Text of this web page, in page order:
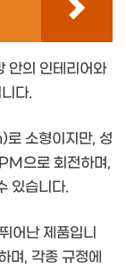
안의 인테리어와
다.
소형이지만, 성
으로 회전하며,
있습니다.
어난 제품입니
며, 각종 규정에